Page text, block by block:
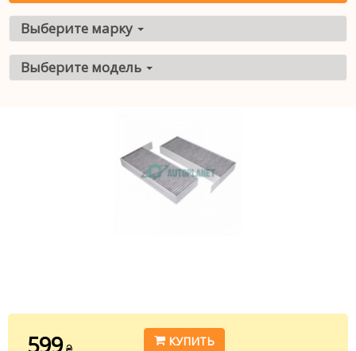
Выберите марку
Выберите модель
599
КУПИТЬ